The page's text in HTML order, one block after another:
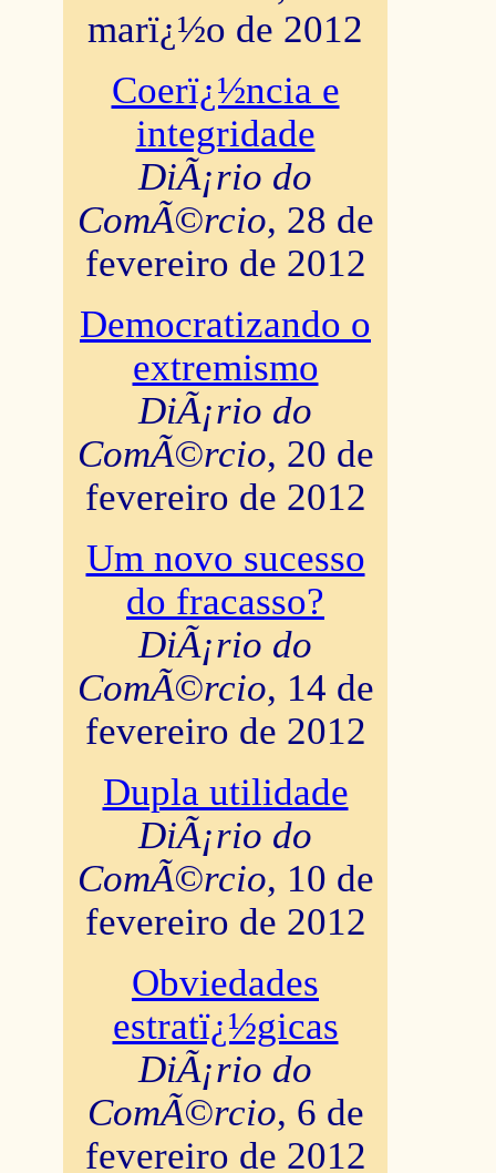
marï¿½o de 2012
Coerï¿½ncia e
integridade
DiÃ¡rio do
ComÃ©rcio, 28 de
fevereiro de 2012
Democratizando o
extremismo
DiÃ¡rio do
ComÃ©rcio, 20 de
fevereiro de 2012
Um novo sucesso
do fracasso?
DiÃ¡rio do
ComÃ©rcio, 14 de
fevereiro de 2012
Dupla utilidade
DiÃ¡rio do
ComÃ©rcio, 10 de
fevereiro de 2012
Obviedades
estratï¿½gicas
DiÃ¡rio do
ComÃ©rcio, 6 de
fevereiro de 2012